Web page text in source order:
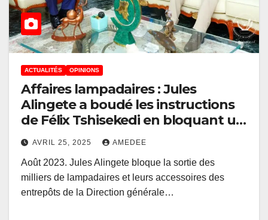
ACTUALITÉS OPINIONS
Affaires lampadaires : Jules
Alingete a boudé les instructions
de Félix Tshisekedi en bloquant un
projet salutaire pour les Congolais
AVRIL 25, 2025 AMEDEE
Août 2023. Jules Alingete bloque la sortie des
milliers de lampadaires et leurs accessoires des
entrepôts de la Direction générale…